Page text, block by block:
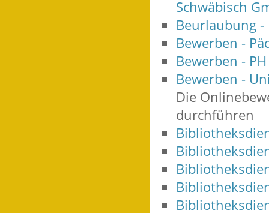
Schwäbisch
Beurlaubung -
Bewerben -
Bewerben -
Bewerben -
Die
durchführen